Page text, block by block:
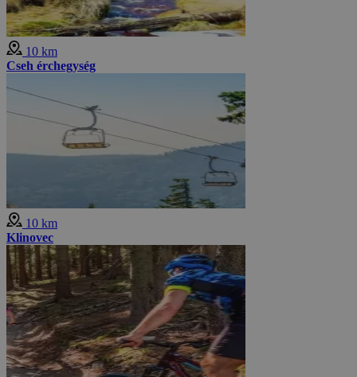
10 km
Cseh érchegység
10 km
Klinovec